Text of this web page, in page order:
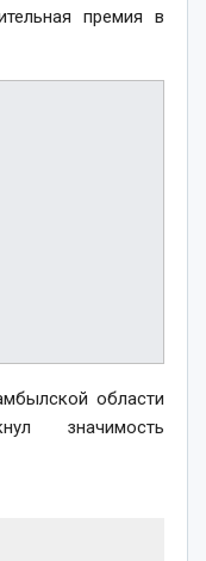
премия в
области
значимость